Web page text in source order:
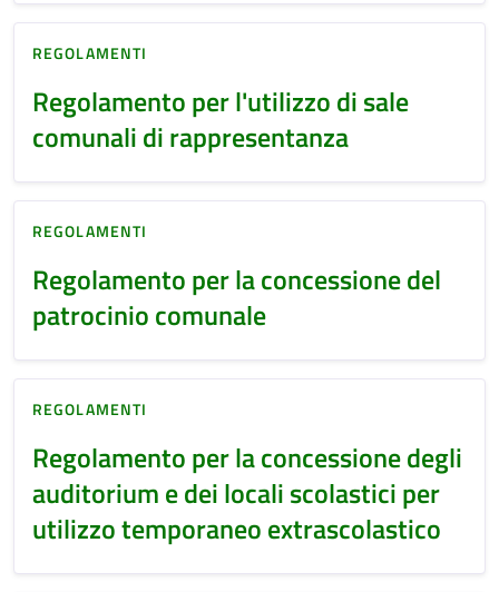
REGOLAMENTI
Regolamento per l'utilizzo di sale
comunali di rappresentanza
REGOLAMENTI
Regolamento per la concessione del
patrocinio comunale
REGOLAMENTI
Regolamento per la concessione degli
auditorium e dei locali scolastici per
utilizzo temporaneo extrascolastico